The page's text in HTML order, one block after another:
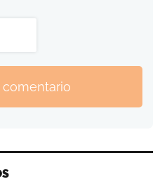
comentario